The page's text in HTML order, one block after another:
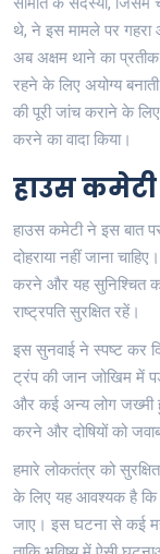
थे, ने इस मामले पर गहरा
अब अक्षम थाने का
रहने के लिए अयोग्य
की पूरी जांच कराने के
करने का वादा किया।
हाउस कमेटी
हाउस कमेटी ने इस बात
दोहराया नहीं जाना
करने और यह सुनिश्चित
राष्ट्रपति सुरक्षित रहें।
इस सुनवाई ने स्पष्ट कर
ट्रंप की जान जोखिम में
और कई अन्य लोग जख्मी
करने और दोषियों को
हमारे लोकतंत्र को
के लिए यह आवश्यक है कि
जाए। इस घटना से कई